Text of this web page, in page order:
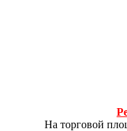
На торговой